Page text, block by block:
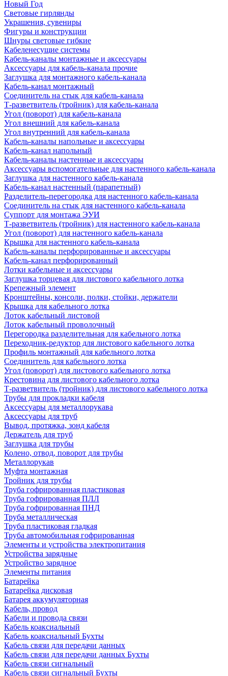
Новый Год
Световые гирлянды
Украшения, сувениры
Фигуры и конструкции
Шнуры световые гибкие
Кабеленесущие системы
Кабель-каналы монтажные и аксессуары
Аксессуары для кабель-канала прочие
Заглушка для монтажного кабель-канала
Кабель-канал монтажный
Соединитель на стык для кабель-канала
Т-разветвитель (тройник) для кабель-канала
Угол (поворот) для кабель-канала
Угол внешний для кабель-канала
Угол внутренний для кабель-канала
Кабель-каналы напольные и аксессуары
Кабель-канал напольный
Кабель-каналы настенные и аксессуары
Аксессуары вспомогательные для настенного кабель-канала
Заглушка для настенного кабель-канала
Кабель-канал настенный (парапетный)
Разделитель-перегородка для настенного кабель-канала
Соединитель на стык для настенного кабель-канала
Суппорт для монтажа ЭУИ
Т-разветвитель (тройник) для настенного кабель-канала
Угол (поворот) для настенного кабель-канала
Крышка для настенного кабель-канала
Кабель-каналы перфорированные и аксессуары
Кабель-канал перфорированный
Лотки кабельные и аксессуары
Заглушка торцевая для листового кабельного лотка
Крепежный элемент
Кронштейны, консоли, полки, стойки, держатели
Крышка для кабельного лотка
Лоток кабельный листовой
Лоток кабельный проволочный
Перегородка разделительная для кабельного лотка
Переходник-редуктор для листового кабельного лотка
Профиль монтажный для кабельного лотка
Соединитель для кабельного лотка
Угол (поворот) для листового кабельного лотка
Крестовина для листового кабельного лотка
Т-разветвитель (тройник) для листового кабельного лотка
Трубы для прокладки кабеля
Аксессуары для металлорукава
Аксессуары для труб
Вывод, протяжка, зонд кабеля
Держатель для труб
Заглушка для трубы
Колено, отвод, поворот для трубы
Металлорукав
Муфта монтажная
Тройник для трубы
Труба гофрированная пластиковая
Труба гофрированная ПЛЛ
Труба гофрированная ПНД
Труба металлическая
Труба пластиковая гладкая
Труба автомобильная гофрированная
Элементы и устройства электропитания
Устройства зарядные
Устройство зарядное
Элементы питания
Батарейка
Батарейка дисковая
Батарея аккумуляторная
Кабель, провод
Кабели и провода связи
Кабель коаксиальный
Кабель коаксиальный Бухты
Кабель связи для передачи данных
Кабель связи для передачи данных Бухты
Кабель связи сигнальный
Кабель связи сигнальный Бухты